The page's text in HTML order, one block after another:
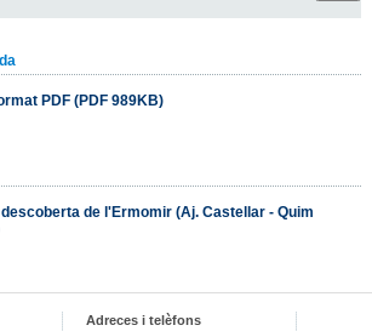
PDF (PDF 989KB)
de l'Ermomir (Aj. Castellar - Quim
Adreces i telèfons